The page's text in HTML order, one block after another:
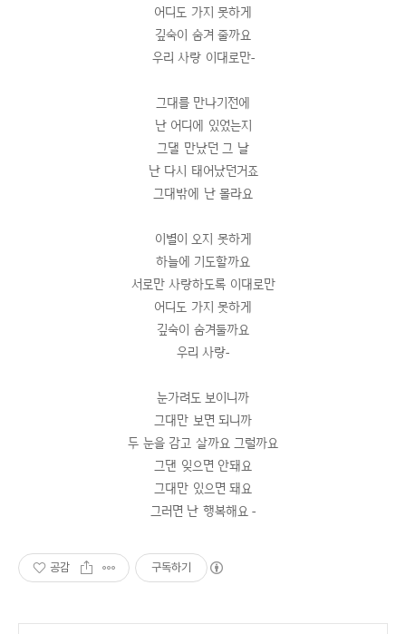
어디도 가지 못하게
깊숙이 숨겨 줄까요
우리 사랑 이대로만-
그대를 만나기전에
난 어디에 있었는지
그댈 만났던 그 날
난 다시 태어났던거죠
그대밖에 난 몰라요
이별이 오지 못하게
하늘에 기도할까요
서로만 사랑하도록 이대로만
어디도 가지 못하게
깊숙이 숨겨둘까요
우리 사랑-
눈가려도 보이니까
그대만 보면 되니까
두 눈을 감고 살까요 그럴까요
그댄 잊으면 안돼요
그대만 있으면 돼요
그러면 난 행복해요 -
공감 구독하기